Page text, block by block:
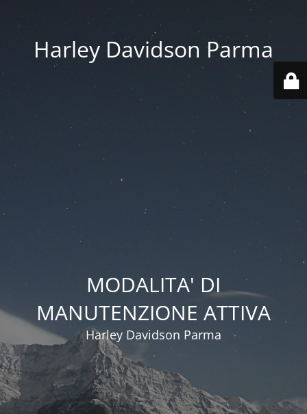
Harley Davidson Parma
MODALITA' DI
MANUTENZIONE ATTIVA
Harley Davidson Parma